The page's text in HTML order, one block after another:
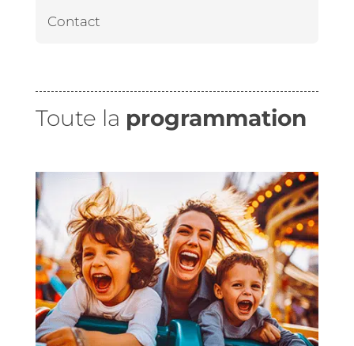
Contact
Toute la programmation